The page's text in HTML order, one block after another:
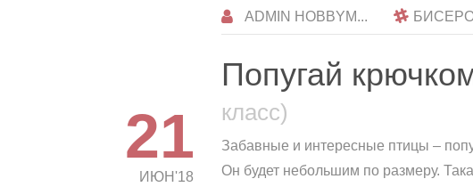
ADMIN HOBBYM...
21
ИЮН'18
Попугай
класс)
Забавные и интересные птицы –
Он будет небольшим по размеру.